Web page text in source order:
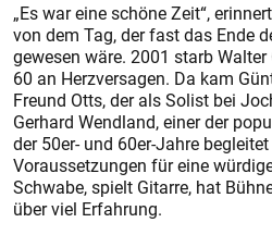
„Es war eine schöne Zeit“,
von dem Tag, der fast das Ende
gewesen wäre. 2001 starb
60 an Herzversagen. Da kam
Freund Otts, der als Solist bei
Gerhard Wendland, einer der
der 50er- und 60er-Jahre
Voraussetzungen für eine
Schwabe, spielt Gitarre, hat
über viel Erfahrung.